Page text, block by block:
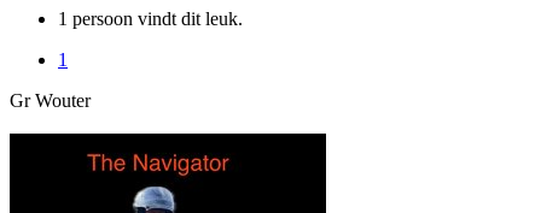
1 persoon vindt dit leuk.
1
Gr Wouter